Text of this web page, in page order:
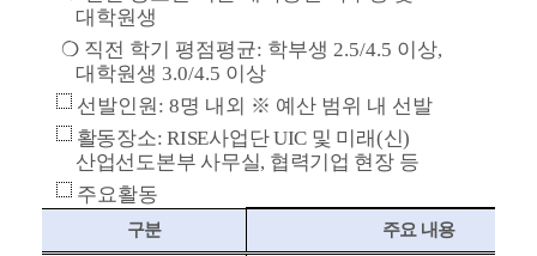
대학원생
❍ 직전 학기 평점평균: 학부생 2.5/4.5 이상,
대학원생 3.0/4.5 이상
선발인원 : 8명 내외 ※ 예산 범위 내 선발
활동장소: RISE사업단UIC 및 미래(신)
산업선도본부 사무실, 협력기업 현장 등
주요활동
구분 주요 내용